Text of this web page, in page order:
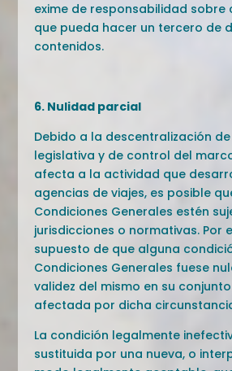
exime de responsabilidad sobre
que pueda hacer un tercero de
contenidos.
6. Nulidad parcial
Debido a la descentralización
legislativa y de control del
afecta a la actividad que
agencias de viajes, es posible
Condiciones Generales estén
jurisdicciones o normativas. Por
supuesto de que alguna
Condiciones Generales fuese
validez del mismo en su
afectada por dicha
La condición legalmente
sustituida por una nueva, o